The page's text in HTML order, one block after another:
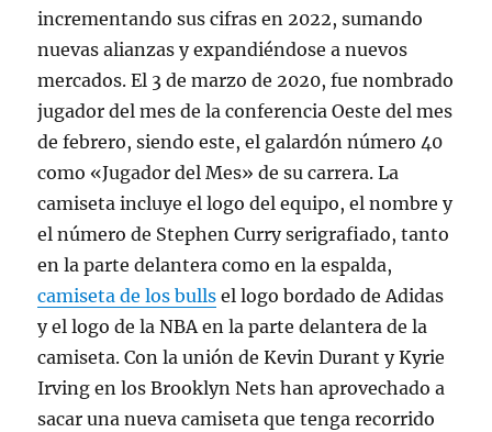
incrementando sus cifras en 2022, sumando
nuevas alianzas y expandiéndose a nuevos
mercados. El 3 de marzo de 2020, fue nombrado
jugador del mes de la conferencia Oeste del mes
de febrero, siendo este, el galardón número 40
como «Jugador del Mes» de su carrera. La
camiseta incluye el logo del equipo, el nombre y
el número de Stephen Curry serigrafiado, tanto
en la parte delantera como en la espalda,
camiseta de los bulls el logo bordado de Adidas
y el logo de la NBA en la parte delantera de la
camiseta. Con la unión de Kevin Durant y Kyrie
Irving en los Brooklyn Nets han aprovechado a
sacar una nueva camiseta que tenga recorrido